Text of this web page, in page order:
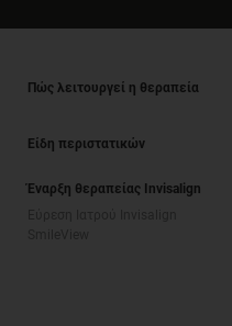
Πώς λειτουργεί η θεραπεία
Είδη περιστατικών
Έναρξη θεραπείας Invisalign